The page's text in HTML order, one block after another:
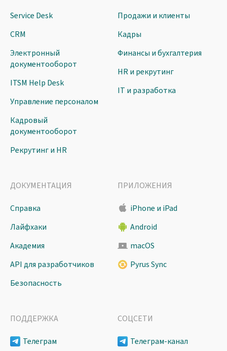
Service Desk
CRM
Электронный
документооборот
ITSM Help Desk
Управление персоналом
Кадровый
документооборот
Рекрутинг и HR
Продажи и клиенты
Кадры
Финансы и бухгалтерия
HR и рекрутинг
IT и разработка
ДОКУМЕНТАЦИЯ
Справка
Лайфхаки
Академия
API для разработчиков
Безопасность
ПРИЛОЖЕНИЯ
iPhone и iPad
Android
macOS
Pyrus Sync
ПОДДЕРЖКА
Телеграм
СОЦСЕТИ
Телеграм-канал